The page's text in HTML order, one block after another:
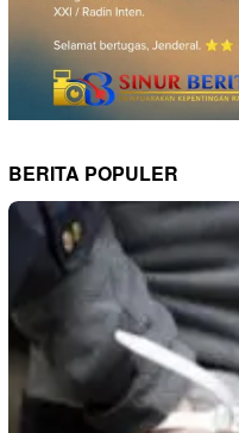
BERITA POPULER